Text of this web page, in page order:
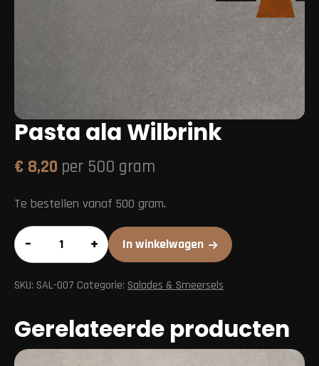
Pasta ala Wilbrink
€ 8,20 per 500 gram
Te bestellen vanaf 500 gram.
Pasta
ala
Wilbrink
– + In winkelwagen
SKU: SAL-007 Categorie: Salades & Smeersels
Gerelateerde producten